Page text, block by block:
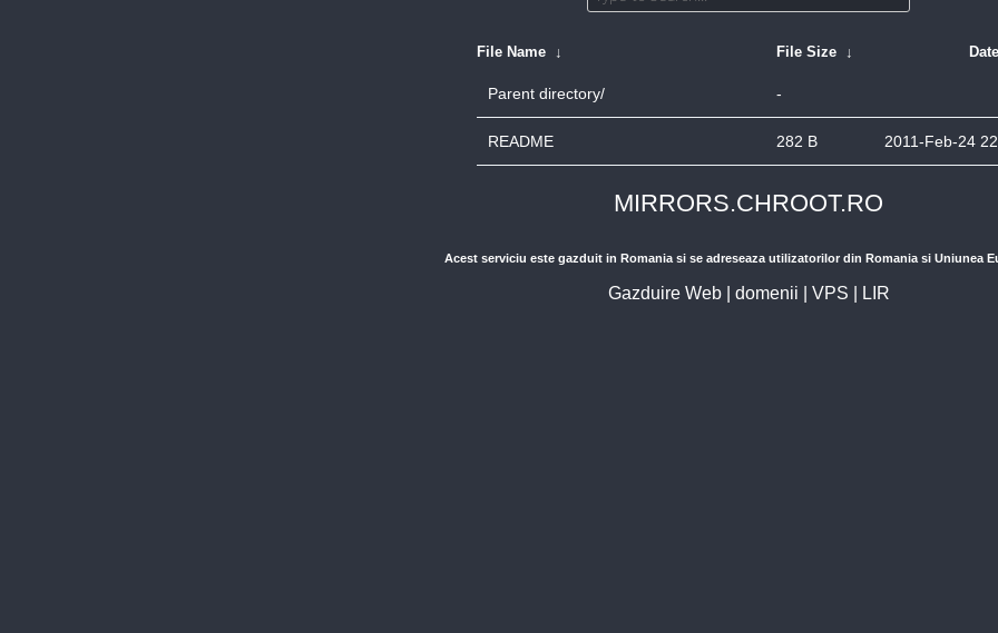
File Name ↓ File Size ↓ Date
Parent directory/ -
README 282 B 2011-Feb-24
MIRRORS.CHROOT.RO
Acest serviciu este gazduit in Romania si se adreseaza utilizatorilor din Romania si Uniunea
Gazduire Web| domenii VPS LIR